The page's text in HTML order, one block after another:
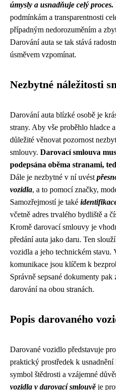
úmysly a usnadňuje celý proces.
podmínkám a transparentnosti
případným nedorozuměním a
Darování auta se tak stává
úsměvem vzpomínat.
Nezbytné náležitosti
Darování auta blízké osobě je
strany. Aby vše proběhlo hladce
důležité věnovat pozornost
smlouvy. Darovací smlouva
podepsána oběma stranami,
Dále je nezbytné v ní uvést
vozidla, a to pomocí značky,
Samozřejmostí je také
včetně adres trvalého bydliště a
Kromě darovací smlouvy je
předání auta jako daru. Ten
vozidla a jeho technickém stavu.
komunikace jsou klíčem k
Správně sepsané dokumenty
darování na obou stranách.
Popis darovaného
Darované vozidlo představuje
praktický prostředek k
symbol štědrosti a vzájemné
vozidla v darovací smlouvěje